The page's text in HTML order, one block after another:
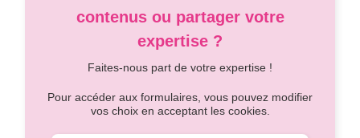
contenus ou partager votre
expertise ?
Faites-nous part de votre expertise !
Pour accéder aux formulaires, vous pouvez modifier
vos choix en acceptant les cookies.